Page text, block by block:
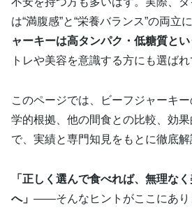
は“満腹感”と“栄養バランス”の両立
ャーキーは高タンパク・低糖質と
トレや美容を意識する方にも選ばれ
このページでは、ビーフジャーキ
学的根拠、他の間食との比較、効
で、実績と専門知見をもとに徹底解
「正しく選んで食べれば、無理な
へ」 ――そんなヒントがここにあり